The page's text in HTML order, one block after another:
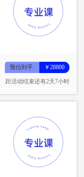
预估到手 ￥28800
距活动结束还有2天7小时